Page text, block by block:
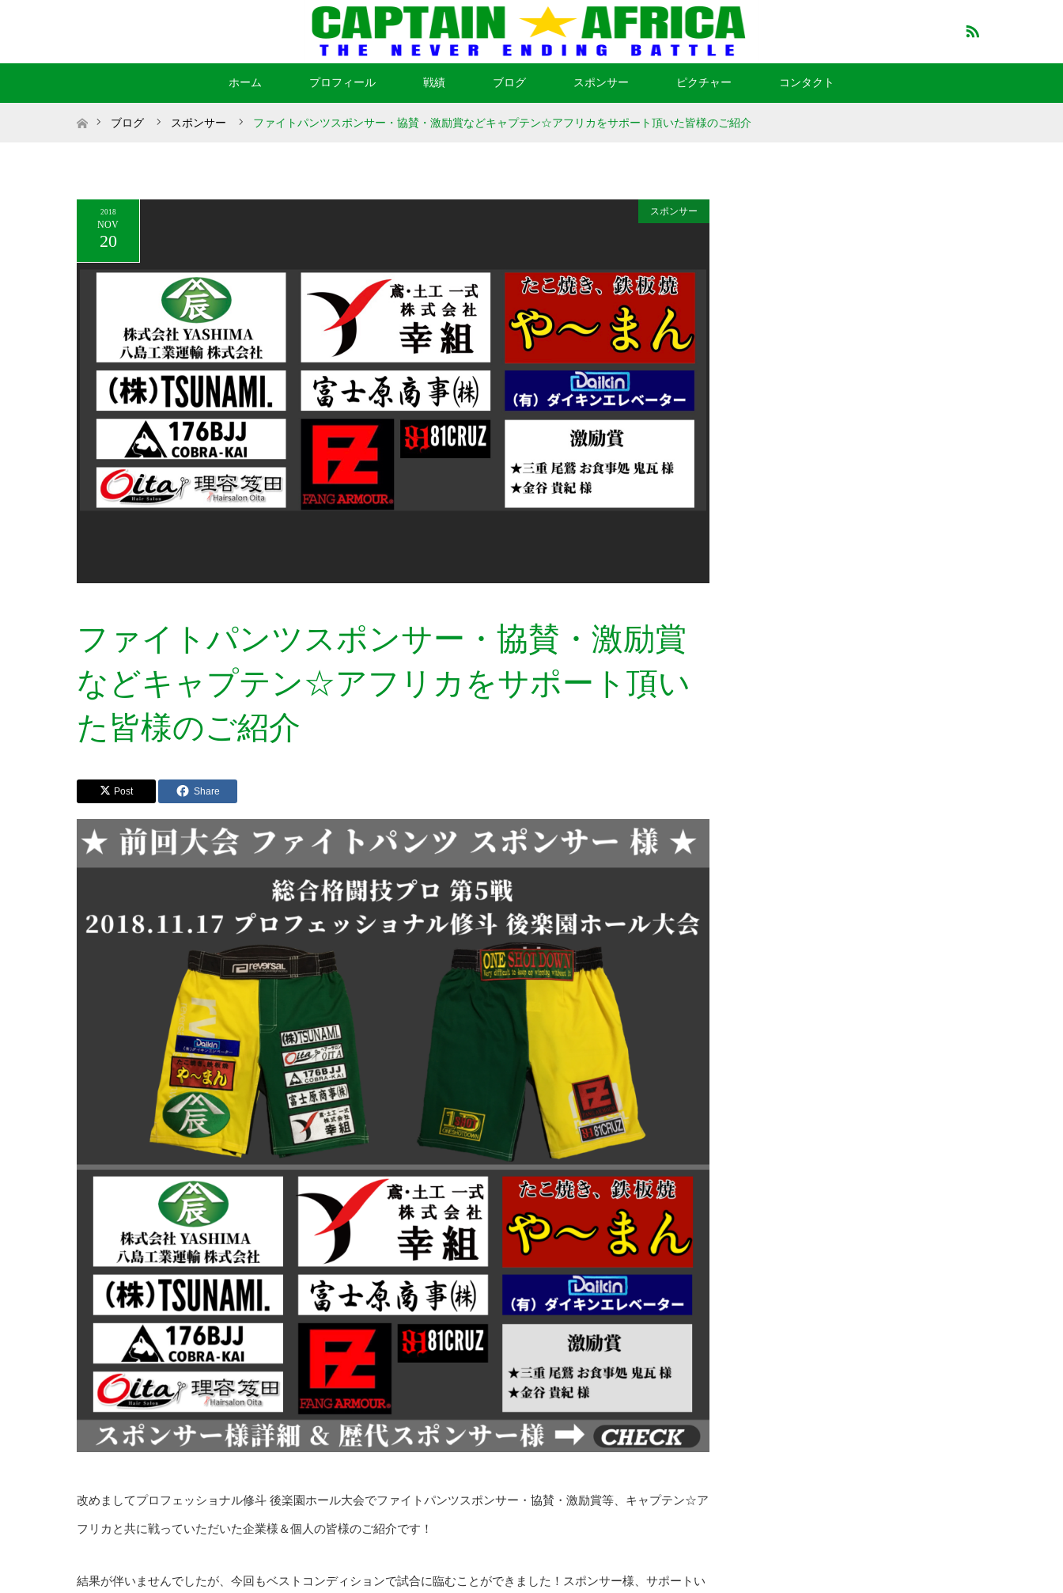
ホーム プロフィール 戦績 ブログ スポンサー ピクチャー コンタクト
ホームブログ スポンサー ファイトパンツスポンサー・協賛・激励賞などキャプテン☆アフリカをサポート頂いた皆様のご紹介
2018
NOV
20
スポンサー
ファイトパンツスポンサー・協賛・激励賞
などキャプテン☆アフリカをサポート頂い
た皆様のご紹介
Post Share
改めましてプロフェッショナル修斗 後楽園ホール大会でファイトパンツスポンサー・協賛・激励賞等、キャプテン☆ア
フリカと共に戦っていただいた企業様＆個人の皆様のご紹介です！
結果が伴いませんでしたが、今回もベストコンディションで試合に臨むことができました！スポンサー様、サポートい